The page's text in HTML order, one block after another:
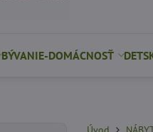
BÝVANIE-DOMÁCNOSŤ